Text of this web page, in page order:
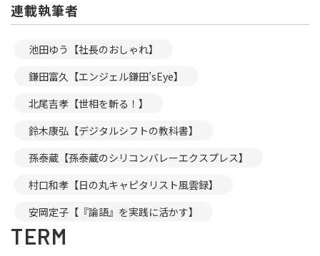
連載執筆者
池田ゆう【社長のおしゃれ】
鎌田富久【エンジェル鎌田’sEye】
北尾吉孝【世相を斬る！】
鈴木康弘【デジタルシフトの教科書】
孫泰蔵【孫泰蔵のシリコンバレーエクスプレス】
村口和孝【日の丸キャピタリスト風雲録】
安岡定子【『論語』を実践に活かす】
TERM